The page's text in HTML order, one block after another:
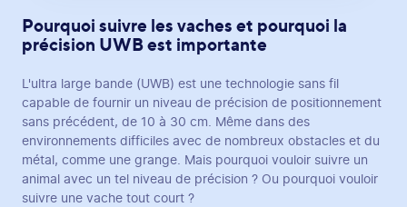
Pourquoi suivre les vaches et pourquoi la
précision UWB est importante
L'ultra large bande (UWB) est une technologie sans fil
capable de fournir un niveau de précision de positionnement
sans précédent, de 10 à 30 cm. Même dans des
environnements difficiles avec de nombreux obstacles et du
métal, comme une grange. Mais pourquoi vouloir suivre un
animal avec un tel niveau de précision ? Ou pourquoi vouloir
suivre une vache tout court ?